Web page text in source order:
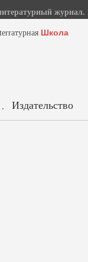
журнал.
Школа
. Издательство